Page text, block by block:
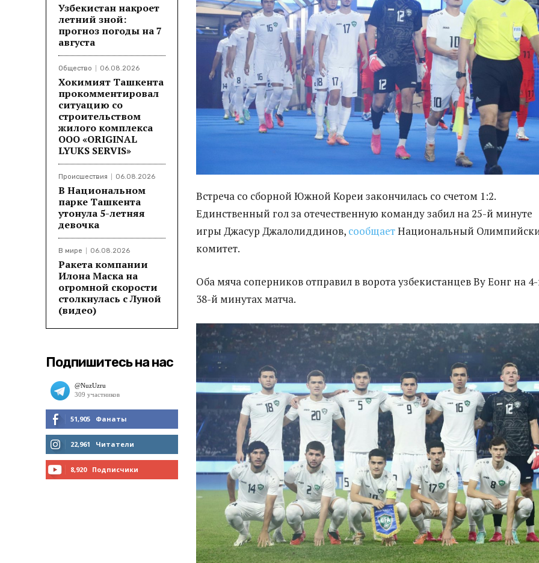
Узбекистан накроет
летний зной:
прогноз погоды на 7
августа
Общество 06.08.2026
Хокимият Ташкента
прокомментировал
ситуацию со
строительством
жилого комплекса
ООО «ORIGINAL
LYUKS SERVIS»
Происшествия 06.08.2026
В Национальном
парке Ташкента
утонула 5-летняя
девочка
В мире 06.08.2026
Ракета компании
Илона Маска на
огромной скорости
столкнулась с Луной
(видео)
Подпишитесь на нас
51,905 Фанаты
МНЕ НРАВИТСЯ
22,961 Читатели
8,920 Подписчики
Встреча со сборной Южной Кореи закончилась со счетом 1:2.
Единственный гол за отечественную команду забил на 25-й минуте
игры Джасур Джалолиддинов, сообщаетНациональный
комитет.
Оба мяча соперников отправил в ворота узбекистанцев Ву Еонг на
38-й минутах матча.